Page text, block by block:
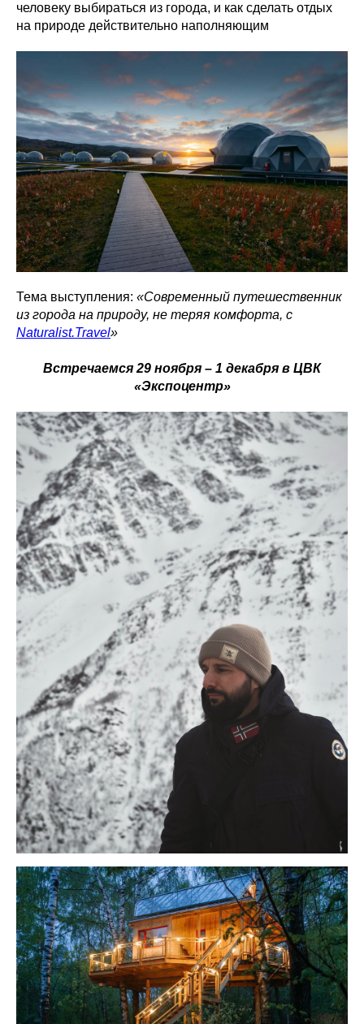
человеку выбираться из города, и как сделать отдых
на природе действительно наполняющим
Тема выступления: «Современный путешественник
из города на природу, не теряя комфорта, с
Naturalist.Travel»
Встречаемся 29 ноября – 1 декабря в ЦВК
«Экспоцентр»